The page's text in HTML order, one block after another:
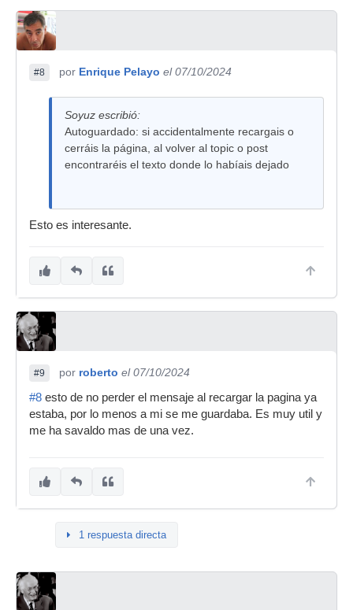
#8 por Enrique Pelayo el 07/10/2024
Soyuz escribió:
Autoguardado: si accidentalmente recargais o
cerráis la página, al volver al topic o post
encontraréis el texto donde lo habíais dejado
Esto es interesante.
#9 por roberto el 07/10/2024
#8 esto de no perder el mensaje al recargar la pagina ya
estaba, por lo menos a mi se me guardaba. Es muy util y
me ha savaldo mas de una vez.
1 respuesta directa